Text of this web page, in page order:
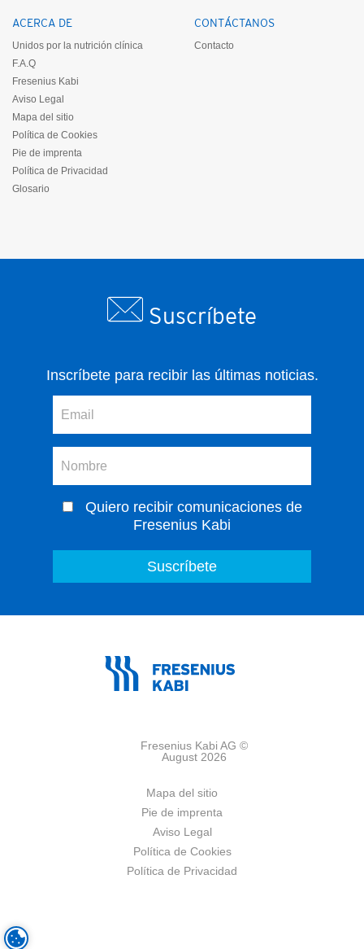
ACERCA DE
Unidos por la nutrición clínica
F.A.Q
Fresenius Kabi
Aviso Legal
Mapa del sitio
Política de Cookies
Pie de imprenta
Política de Privacidad
Glosario
CONTÁCTANOS
Contacto
Suscríbete
Inscríbete para recibir las últimas noticias.
Quiero recibir comunicaciones de
Fresenius Kabi
Fresenius Kabi AG ©
August 2026
Mapa del sitio
Pie de imprenta
Aviso Legal
Política de Cookies
Política de Privacidad